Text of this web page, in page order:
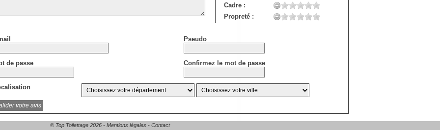
Cadre :
Propreté :
Pseudo
de passe Confirmez le mot de passe
© Top Toilettage 2026 - Mentions légales - Contact